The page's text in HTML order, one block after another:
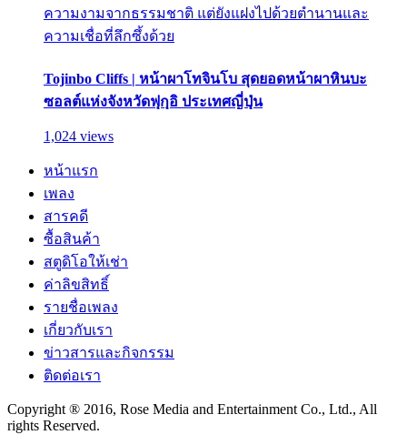
ความงามจากธรรมชาติ แต่ยังแฝงไปด้วยตำนานและ
ความเชื่อที่ลึกซึ้งด้วย
Tojinbo Cliffs | หน้าผาโทจินโบ สุดยอดหน้าผาหินบะ
ซอลต์แห่งจังหวัดฟุกุอิ ประเทศญี่ปุ่น
1,024 views
หน้าแรก
เพลง
สารคดี
ซื้อสินค้า
สตูดิโอให้เช่า
ค่าลิขสิทธิ์
รายชื่อเพลง
เกี่ยวกับเรา
ข่าวสารและกิจกรรม
ติดต่อเรา
Copyright ® 2016, Rose Media and Entertainment Co., Ltd., All
rights Reserved.